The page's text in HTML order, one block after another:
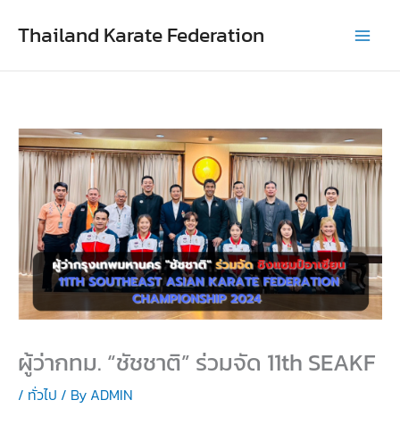
Thailand Karate Federation
ผู้ว่ากทม. “ชัชชาติ” ร่วมจัด 11th SEAKF
/ ทั่วไป / By ADMIN